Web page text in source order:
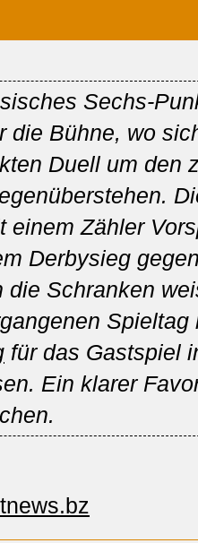
Sechs-
die Bühne, wo
Duell um den
einem Zähler
Derbysieg
die Schranken
für das Gastspiel
Ein klarer